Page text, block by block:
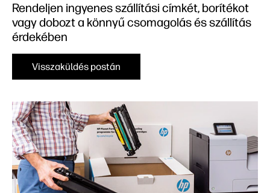
Rendeljen ingyenes szállítási címkét, borítékot
vagy dobozt a könnyű csomagolás és szállítás
érdekében
Visszaküldés postán